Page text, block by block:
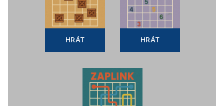
HRÁT HRÁT